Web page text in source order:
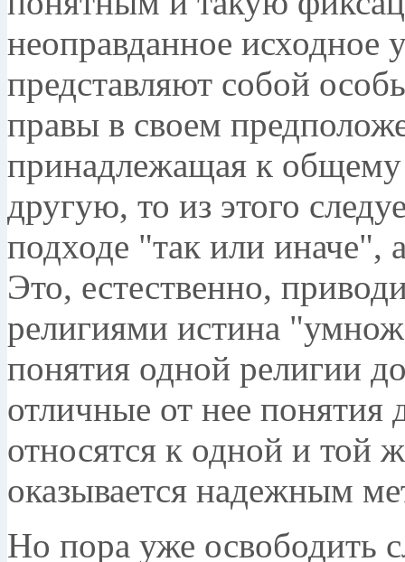
неоправданное исходное
представляют собой
правы в своем
принадлежащая к
другую, то из этого
подходе "так или иначе",
Это, естественно,
религиями истина
понятия одной религии
отличные от нее понятия
относятся к одной и той
оказывается надежным
Но пора уже освободить